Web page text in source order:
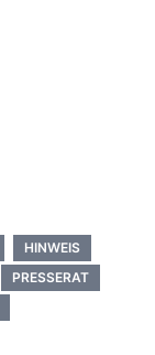
HINWEIS
PRESSERAT